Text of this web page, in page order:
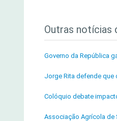
Outras notícias
Governo da República
Jorge Rita defende que
Colóquio debate
Associação Agrícola de